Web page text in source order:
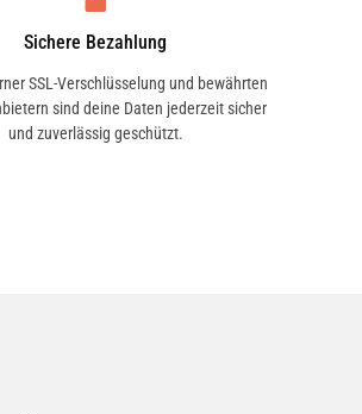
(203.718) | 170 KW / 231 PS | ab
2008
Sichere Bezahlung
SSL-Verschlüsselung und bewährten
sind deine Daten jederzeit sicher
und zuverlässig geschützt.